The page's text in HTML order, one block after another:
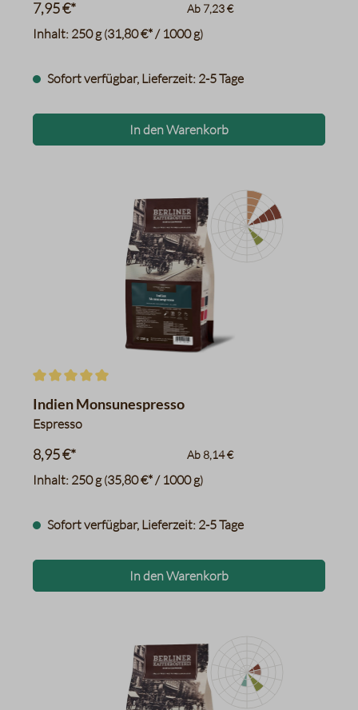
Inhalt: 250 g(31,80 €* / 1000 g)
7,95 €* Ab 7,23 €
Sofort verfügbar, Lieferzeit: 2-5 Tage
In den Warenkorb
Datentabelle für das
Haselnüsse
Vollmilchschokolade
Süßholz/Lakritze
Durchschnittliche Bewertung von 5 von 5 Sternen
Indien Monsunespresso
Espresso
Inhalt: 250 g(35,80 €* / 1000 g)
8,95 €* Ab 8,14 €
Sofort verfügbar, Lieferzeit: 2-5 Tage
In den Warenkorb